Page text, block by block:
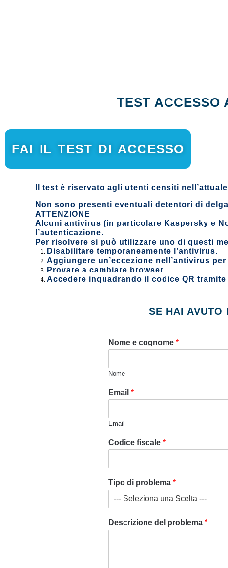
TEST ACCESSO
FAI IL TEST DI ACCESSO
Il test è riservato agli utenti censiti
Non sono presenti eventuali detentori di
ATTENZIONE
Alcuni antivirus (in particolare Kaspersky e
l’autenticazione.
Per risolvere si può utilizzare uno di questi
Disabilitare temporaneamente l’antivirus.
Aggiungere un’eccezione nell’antivirus
Provare a cambiare browser
Accedere inquadrando il codice QR tramite
SE HAI AVUTO
Nome e cognome*
Nome
c
o
n
o
e
i
o
Email*
Email
Codice fiscale*
Tipo di problema*
Descrizione del problema*